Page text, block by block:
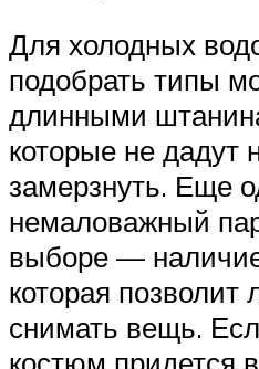
Для холодных
подобрать типы
длинными
которые не дадут
замерзнуть. Еще
немаловажный
выборе —
которая позволит
снимать вещь.